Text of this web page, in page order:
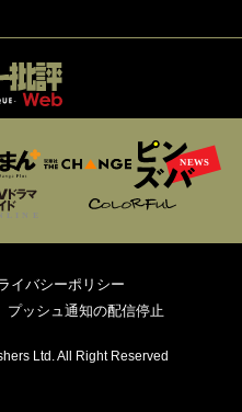
イバシーポリシー
プッシュ通知の配信停止
Ltd. All Right Reserved